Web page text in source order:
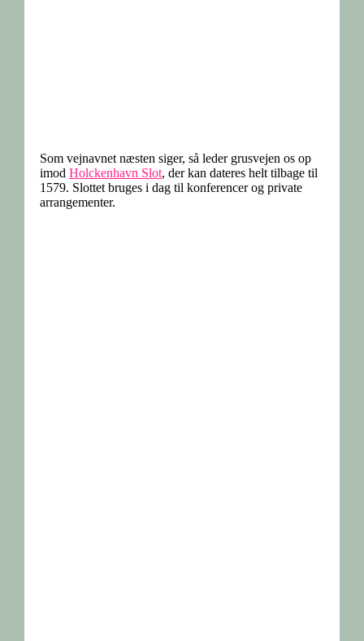
Som vejnavnet næsten siger, så leder grusvejen os op
imodHolckenhavn Slot, der kan dateres helt tilbage til
1579. Slottet bruges i dag til konferencer og private
arrangementer.